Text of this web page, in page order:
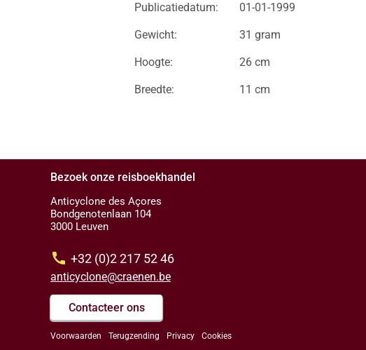
Publicatiedatum: 01-01-1999
Gewicht: 31 gram
Hoogte: 26 cm
Breedte: 11 cm
Bezoek onze reisboekhandel
Anticyclone des Açores
Bondgenotenlaan 104
3000 Leuven
call +32 (0)2 217 52 46
anticyclone@craenen.be
Contacteer ons
Voorwaarden Terugzending Privacy Cookies